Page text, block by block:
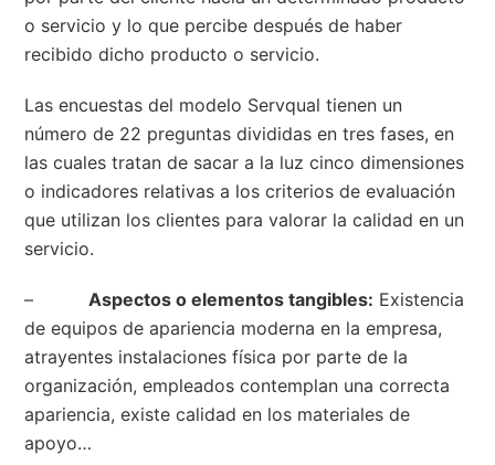
o servicio y lo que percibe después de haber
recibido dicho producto o servicio.
Las encuestas del modelo Servqual tienen un
número de 22 preguntas divididas en tres fases, en
las cuales tratan de sacar a la luz cinco dimensiones
o indicadores relativas a los criterios de evaluación
que utilizan los clientes para valorar la calidad en un
servicio.
–Aspectos o elementos tangibles: Existencia
de equipos de apariencia moderna en la empresa,
atrayentes instalaciones física por parte de la
organización, empleados contemplan una correcta
apariencia, existe calidad en los materiales de
apoyo…